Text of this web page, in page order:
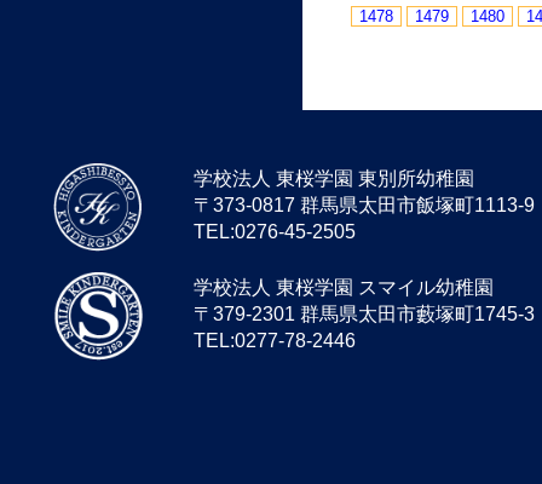
1478
1479 1480
学校法人 東桜学園 東別所幼稚園
〒373-0817 群馬県太田市飯塚町1113-9
TEL:0276-45-2505
学校法人 東桜学園 スマイル幼稚園
〒379-2301 群馬県太田市藪塚町1745-3
TEL:0277-78-2446